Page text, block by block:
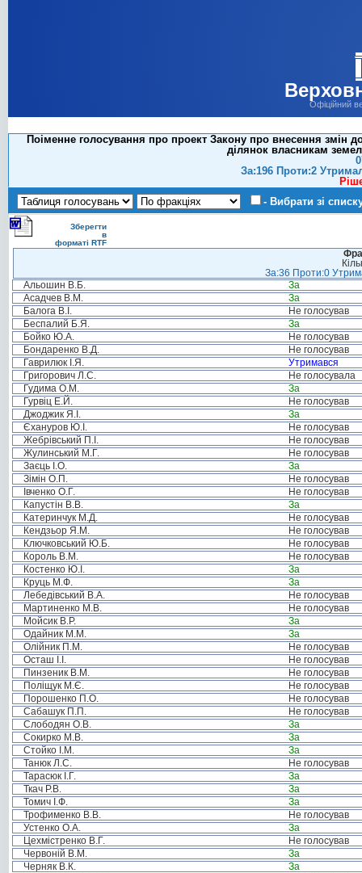
Офіційний
Поіменне голосування про проект Закону про внесення змін
ділянок власникам
За:196 Проти:2
- Вибрати зі
Зберегти
в
форматі RTF
За:36 Проти:0
Альошин В.Б.
За
Асадчев В.М.
За
Балога В.І.
Не голосував
Беспалий Б.Я.
За
Бойко Ю.А.
Не голосував
Бондаренко В.Д.
Не голосував
Гаврилюк І.Я.
Утримався
Григорович Л.С.
Не голосувала
Гудима О.М.
За
Гурвіц Е.Й.
Не голосував
Джоджик Я.І.
За
Єхануров Ю.І.
Не голосував
Жебрівський П.І.
Не голосував
Жулинський М.Г.
Не голосував
Заєць І.О.
За
Зімін О.П.
Не голосував
Івченко О.Г.
Не голосував
Капустін В.В.
За
Катеринчук М.Д.
Не голосував
Кендзьор Я.М.
Не голосував
Ключковський Ю.Б.
Не голосував
Король В.М.
Не голосував
Костенко Ю.І.
За
Круць М.Ф.
За
Лебедівський В.А.
Не голосував
Мартиненко М.В.
Не голосував
Мойсик В.Р.
За
Одайник М.М.
За
Олійник П.М.
Не голосував
Осташ І.І.
Не голосував
Пинзеник В.М.
Не голосував
Поліщук М.Є.
Не голосував
Порошенко П.О.
Не голосував
Сабашук П.П.
Не голосував
Слободян О.В.
За
Сокирко М.В.
За
Стойко І.М.
За
Танюк Л.С.
Не голосував
Тарасюк І.Г.
За
Ткач Р.В.
За
Томич І.Ф.
За
Трофименко В.В.
Не голосував
Устенко О.А.
За
Цехмістренко В.Г.
Не голосував
Червоній В.М.
За
Черняк В.К.
За